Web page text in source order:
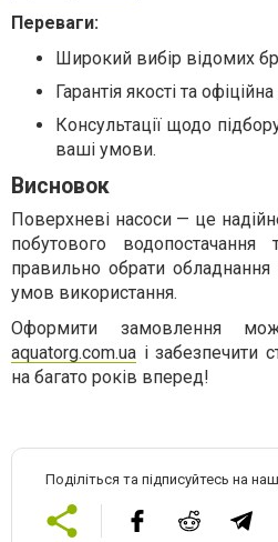
Переваги:
Широкий вибір відомих
Гарантія якості та
Консультації щодо
ваші умови.
Висновок
Поверхневі насоси — це
побутового
правильно обрати
умов використання.
Оформити замовлення
aquatorg.com.ua і забезпечити
на багато років вперед!
Поділіться та підписуйтесь на